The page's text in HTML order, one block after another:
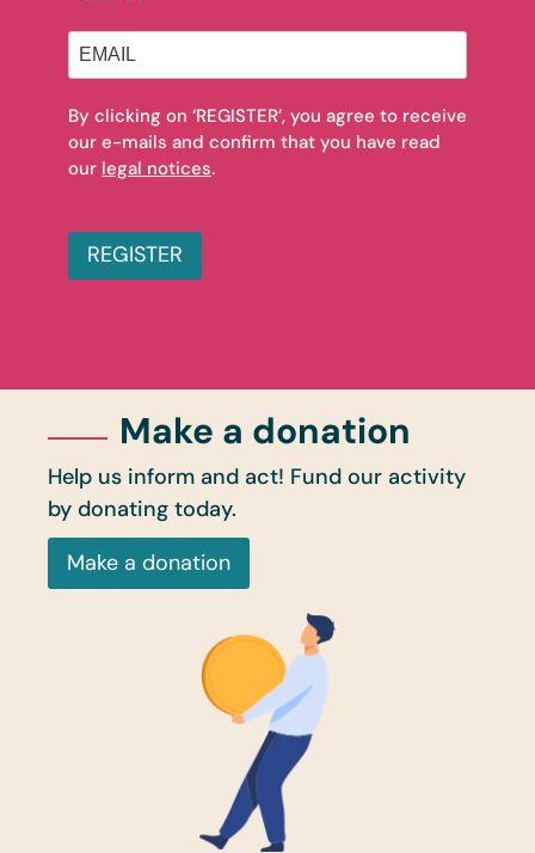
By clicking on ‘REGISTER’, you agree to receive
our e-mails and confirm that you have read
our legal notices.
REGISTER
Make a donation
Help us inform and act! Fund our activity
by donating today.
Make a donation